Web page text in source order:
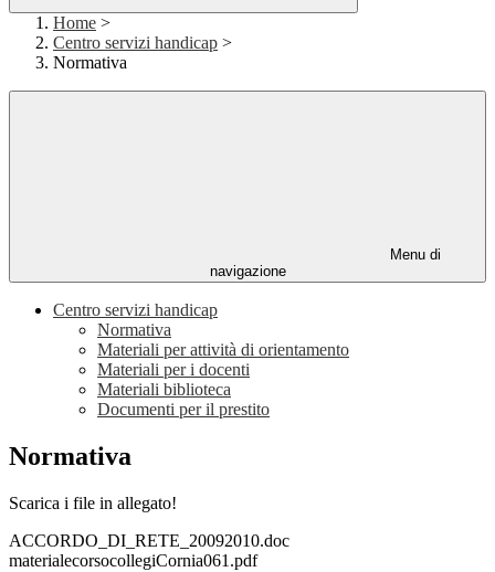
Home >
Centro servizi handicap >
Normativa
Menu di
navigazione
Centro servizi handicap
Normativa
Materiali per attività di orientamento
Materiali per i docenti
Materiali biblioteca
Documenti per il prestito
Normativa
Scarica i file in allegato!
ACCORDO_DI_RETE_20092010.doc
materialecorsocollegiCornia061.pdf